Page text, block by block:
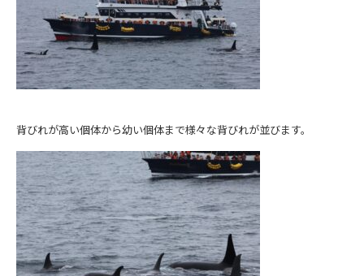
背びれが高い個体から幼い個体まで様々な背びれが並びます。